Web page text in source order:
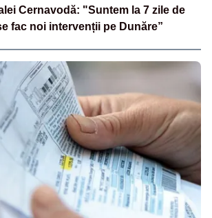
Cernavodă: "Suntem la 7 zile de
fac noi intervenții pe Dunăre”